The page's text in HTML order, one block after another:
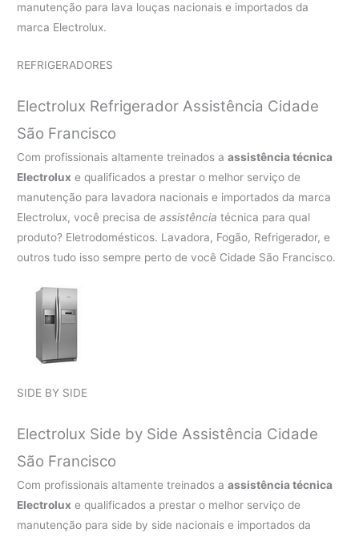
manutenção para lava louças nacionais e importados da
marca Electrolux.
REFRIGERADORES
Electrolux Refrigerador Assistência Cidade
São Francisco
Com profissionais altamente treinados aassistência técnica
Electrolux e qualificados a prestar o melhor serviço de
manutenção para lavadora nacionais e importados da marca
Electrolux, você precisa deassistência técnica para qual
produto? Eletrodomésticos. Lavadora, Fogão, Refrigerador, e
outros tudo isso sempre perto de você Cidade São Francisco.
SIDE BY SIDE
Electrolux Side by Side Assistência Cidade
São Francisco
Com profissionais altamente treinados aassistência técnica
Electrolux e qualificados a prestar o melhor serviço de
manutenção para side by side nacionais e importados da